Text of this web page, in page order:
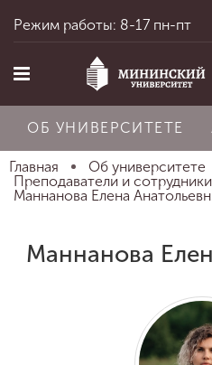
Абитуриенту
Режим работы: 8-17 пн-пт
ОБ УНИВЕРСИТЕТЕ
Главная
Об университете
Преподаватели и сотрудники
Маннанова Елена
Маннанова